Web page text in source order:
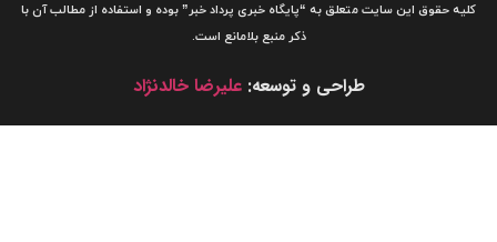
کلیه حقوق این سایت متعلق به“پایگاه خبریپرداد خبر”بوده و استفاده از مطالب آن با
ذکر منبع بلامانع است.
طراحی و توسعه:علیرضا خالدنژاد